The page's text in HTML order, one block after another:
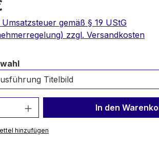
gemäß § 19 UStG
zzgl. Versandkosten
auswählen
Anzahl: Gib denIn den
hinzufügen